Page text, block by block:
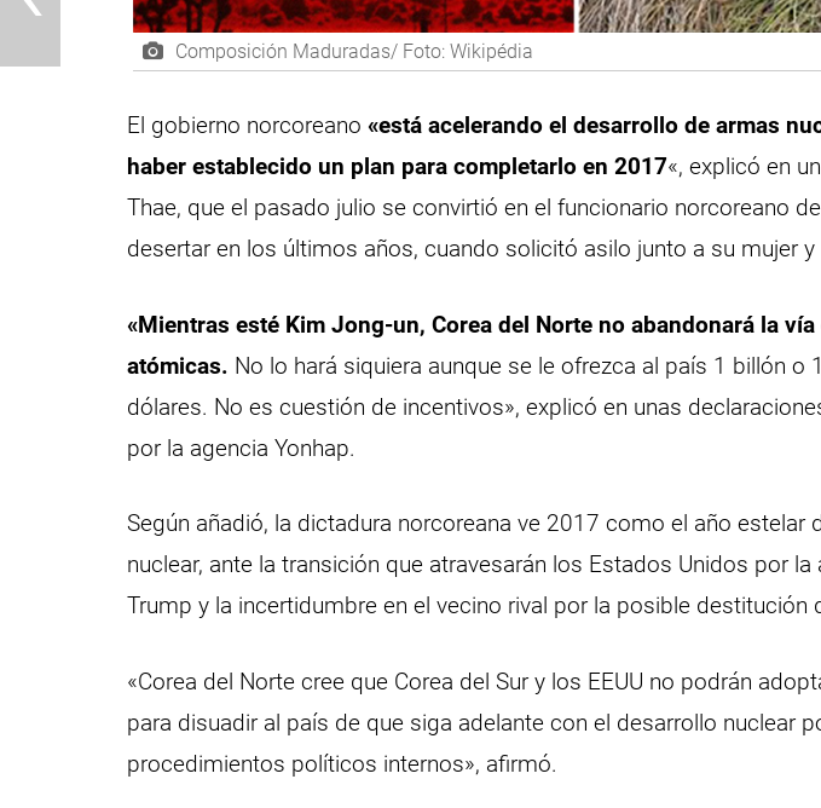
Composición Maduradas/ Foto: Wikipédia
El gobierno norcoreano «está acelerando el desarrollo de armas
haber establecido un plan para completarlo en 2017«, explicó en
Thae, que el pasado julio se convirtió en el funcionario norcoreano
desertar en los últimos años, cuando solicitó asilo junto a su mujer
«Mientras esté Kim Jong-un, Corea del Norte no abandonará la vía
atómicas. No lo hará siquiera aunque se le ofrezca al país 1 billón o
dólares. No es cuestión de incentivos», explicó en unas
por la agencia Yonhap.
Según añadió, la dictadura norcoreana ve 2017 como el año estelar
nuclear, ante la transición que atravesarán los Estados Unidos por la
Trump y la incertidumbre en el vecino rival por la posible destitución
«Corea del Norte cree que Corea del Sur y los EEUU no podrán
para disuadir al país de que siga adelante con el desarrollo nuclear
procedimientos políticos internos», afirmó.